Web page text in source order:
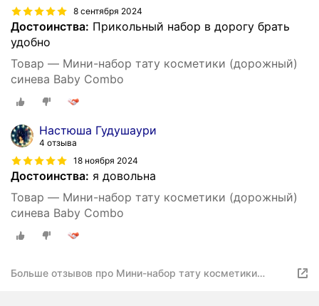
8 сентября 2024
Достоинства: Прикольный набор в дорогу брать
удобно
Товар — Мини-набор тату косметики (дорожный)
синева Baby Combo
Настюша Гудушаури
4 отзыва
18 ноября 2024
Достоинства: я довольна
Товар — Мини-набор тату косметики (дорожный)
синева Baby Combo
Больше отзывов про Мини-набор тату косметики